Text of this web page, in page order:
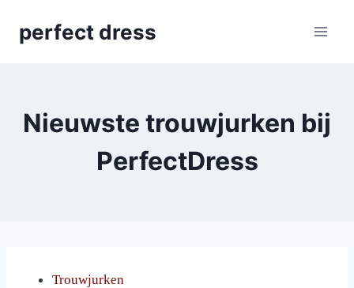
perfect dress
Nieuwste trouwjurken bij
PerfectDress
Trouwjurken